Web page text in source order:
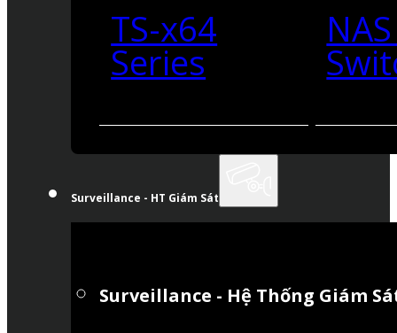
TS-x64
Series
Surveillance - HT Giám Sát
Surveillance - Hệ Thống Giám